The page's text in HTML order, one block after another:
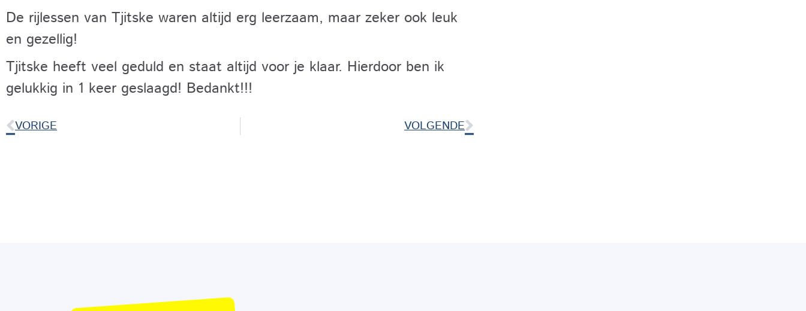
De rijlessen van Tjitske waren altijd erg leerzaam, maar zeker ook leuk
en gezellig!
Tjitske heeft veel geduld en staat altijd voor je klaar. Hierdoor ben ik
gelukkig in 1 keer geslaagd! Bedankt!!!
VORIGE VOLGENDE